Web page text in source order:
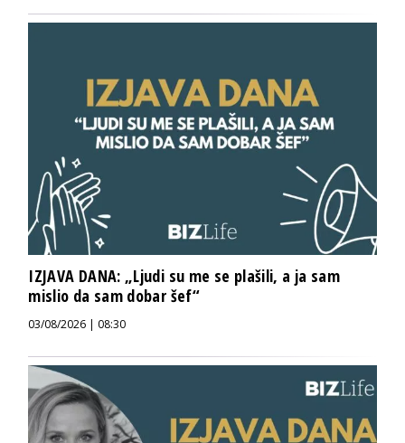
IZJAVA DANA: „Ljudi su me se plašili, a ja sam
mislio da sam dobar šef“
03/08/2026 | 08:30